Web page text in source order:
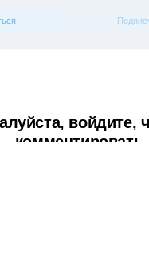
войдите,
комментировать